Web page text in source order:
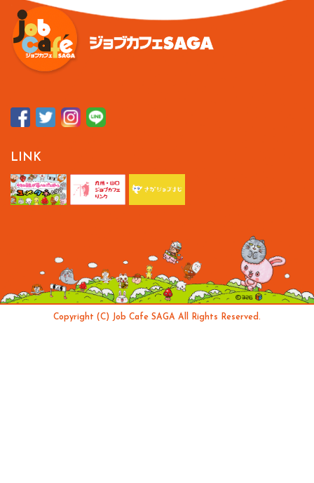
LINK
Copyright (C) Job Cafe SAGA All Rights Reserved.